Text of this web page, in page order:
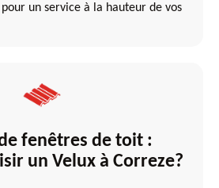
un service à la hauteur de vos
fenêtres de toit :
un Velux à Correze?